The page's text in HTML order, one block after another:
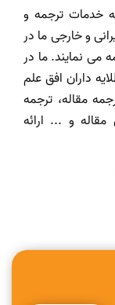
خدمات ترجمه و
و خارجی ما در
می نمایند. ما در
داران افق علم
مقاله، ترجمه
و ... ارائه